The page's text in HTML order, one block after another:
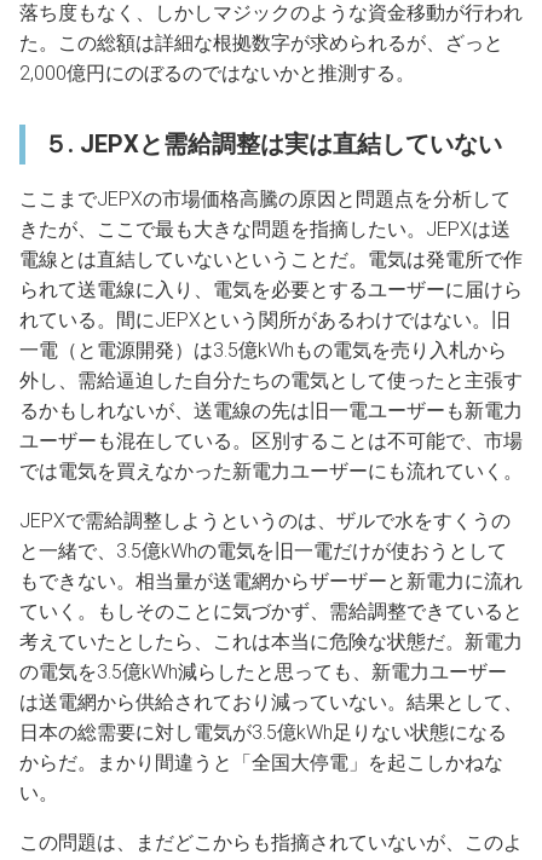
落ち度もなく、しかしマジックのような資金移動が行われ
た。この総額は詳細な根拠数字が求められるが、ざっと
2,000億円にのぼるのではないかと推測する。
５. JEPXと需給調整は実は直結していない
ここまでJEPXの市場価格高騰の原因と問題点を分析して
きたが、ここで最も大きな問題を指摘したい。JEPXは送
電線とは直結していないということだ。電気は発電所で作
られて送電線に入り、電気を必要とするユーザーに届けら
れている。間にJEPXという関所があるわけではない。旧
一電（と電源開発）は3.5億kWhもの電気を売り入札から
外し、需給逼迫した自分たちの電気として使ったと主張す
るかもしれないが、送電線の先は旧一電ユーザーも新電力
ユーザーも混在している。区別することは不可能で、市場
では電気を買えなかった新電力ユーザーにも流れていく。
JEPXで需給調整しようというのは、ザルで水をすくうの
と一緒で、3.5億kWhの電気を旧一電だけが使おうとして
もできない。相当量が送電網からザーザーと新電力に流れ
ていく。もしそのことに気づかず、需給調整できていると
考えていたとしたら、これは本当に危険な状態だ。新電力
の電気を3.5億kWh減らしたと思っても、新電力ユーザー
は送電網から供給されており減っていない。結果として、
日本の総需要に対し電気が3.5億kWh足りない状態になる
からだ。まかり間違うと「全国大停電」を起こしかねな
い。
この問題は、まだどこからも指摘されていないが、このよ